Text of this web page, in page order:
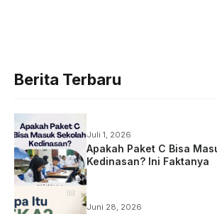
Berita Terbaru
Juli 1, 2026
Apakah Paket C Bisa
Kedinasan? Ini Faktanya
Juni 28, 2026